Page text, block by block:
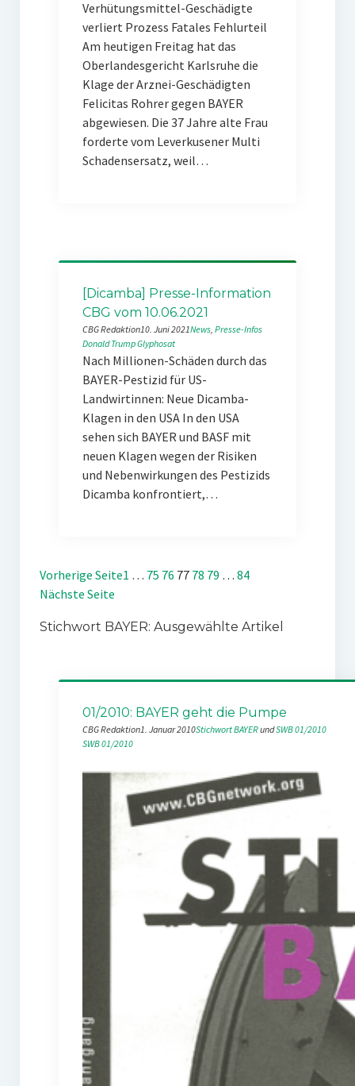
Verhütungsmittel-Geschädigte
verliert Prozess Fatales Fehlurteil
Am heutigen Freitag hat das
Oberlandesgericht Karlsruhe die
Klage der Arznei-Geschädigten
Felicitas Rohrer gegen BAYER
abgewiesen. Die 37 Jahre alte Frau
forderte vom Leverkusener Multi
Schadensersatz, weil…
[Dicamba] Presse-Information
CBG vom 10.06.2021
CBG Redaktion10. Juni 2021News, Presse-Infos
Donald TrumpGlyphosat
Nach Millionen-Schäden durch das
BAYER-Pestizid für US-
Landwirtinnen: Neue Dicamba-
Klagen in den USA In den USA
sehen sich BAYER und BASF mit
neuen Klagen wegen der Risiken
und Nebenwirkungen des Pestizids
Dicamba konfrontiert,…
Vorherige Seite1 … 75 76 77 78 79 … 84
Nächste Seite
Stichwort BAYER: Ausgewählte Artikel
01/2010: BAYER geht die Pumpe
CBG Redaktion1. Januar 2010Stichwort BAYER und SWB 01/2010
SWB 01/2010